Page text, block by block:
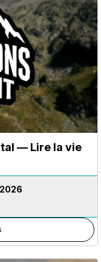
— Lire la vie